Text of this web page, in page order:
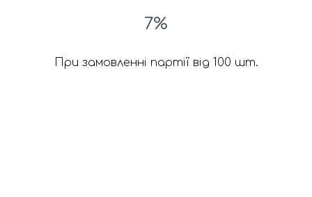
7%
При замовленні партії від 100 шт.